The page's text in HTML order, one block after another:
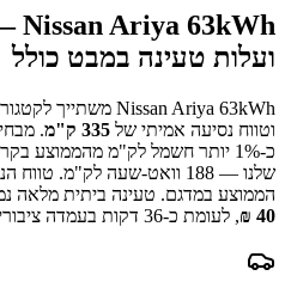
Nissan Ariya 63kWh
ועלות טעינה במבט כולל
Nissan Ariya 63kWh משתייך
וטווח נסיעה אמיתי של 335 ק"מ.
כ-
1 % יותר חשמל לק"מ מהממוצע
שלנו — 188 וואט-שעה לק"מ. טווח
הממוצע במדגם. טעינה ביתית מלאה
40
₪, לעומת כ-36 דקות בעמדה